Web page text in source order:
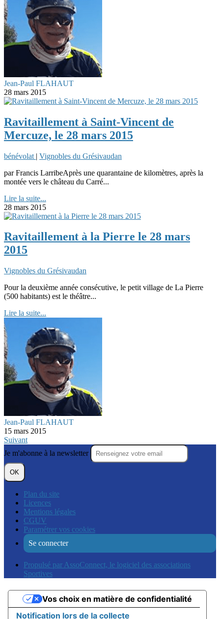
Jean-Paul FLAHAUT
28 mars 2015
Ravitaillement à Saint-Vincent de
Mercuze, le 28 mars 2015
bénévolat | Vignobles du Grésivaudan
par Francis LarribeAprès une quarantaine de kilomètres, après la
montée vers le château du Carré...
Lire la suite...
28 mars 2015
Ravitaillement à la Pierre le 28 mars
2015
Vignobles du Grésivaudan
Pour la deuxième année consécutive, le petit village de La Pierre
(500 habitants) est le théâtre...
Lire la suite...
Jean-Paul FLAHAUT
15 mars 2015
Suivant
Je m'abonne à la newsletter
OK
Plan du site
Licences
Mentions légales
CGUV
Paramétrer vos cookies
Se connecter
Propulsé par AssoConnect, le logiciel des associations
Sportives
Notification lors de la collecte
Vos choix en matière de confidentialité